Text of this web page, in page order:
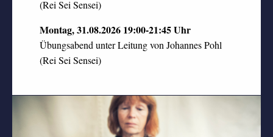
(Rei Sei Sensei)
Montag, 31.08.2026 19:00-21:45 Uhr
Übungsabend unter Leitung von Johannes Pohl
(Rei Sei Sensei)